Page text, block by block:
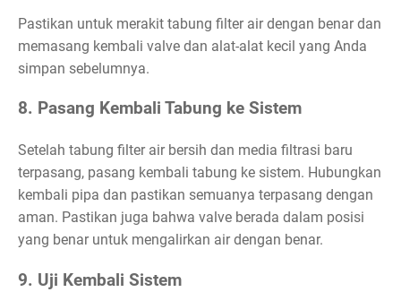
Pastikan untuk merakit tabung filter air dengan benar dan
memasang kembali valve dan alat-alat kecil yang Anda
simpan sebelumnya.
8. Pasang Kembali Tabung ke Sistem
Setelah tabung filter air bersih dan media filtrasi baru
terpasang, pasang kembali tabung ke sistem. Hubungkan
kembali pipa dan pastikan semuanya terpasang dengan
aman. Pastikan juga bahwa valve berada dalam posisi
yang benar untuk mengalirkan air dengan benar.
9. Uji Kembali Sistem